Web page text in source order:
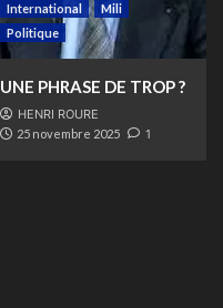
International
Mili
Politique
UNE PHRASE DE TROP ?
HENRI ROURE
25 novembre 2025 1